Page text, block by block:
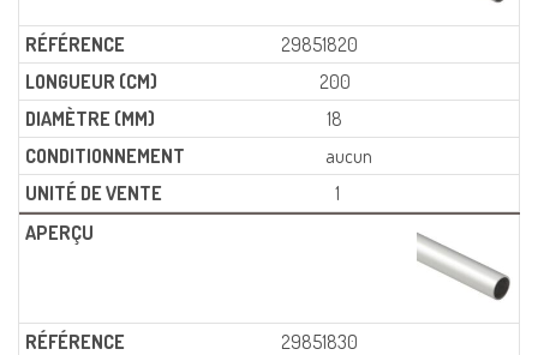
29851820
200
18
aucun
1
29851830